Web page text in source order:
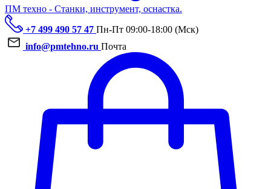
ПМ техно - Станки, инструмент, оснастка.
+7 499 490 57 47 Пн-Пт 09:00-18:00 (Мск)
info@pmtehno.ru Почта